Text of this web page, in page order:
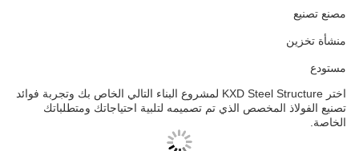
مصنع تصنيع
منشأة تخزين
مستودع
اختر KXD Steel Structure لمشروع البناء التالي الخاص بك وتجربة فوائد
تصنيع الفولاذ المخصص الذي تم تصميمه لتلبية احتياجاتك ومتطلباتك
الخاصة.